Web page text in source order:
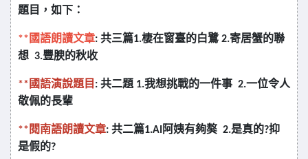
題目，如下：
** 國語朗讀文章: 共三篇1.棲在窗臺的白鷺 2.寄居蟹的聯
想 3.豐腴的秋收
** 國語演說題目 : 共二題 1.我想挑戰的一件事 2.一位令人
敬佩的長輩
** 閱南語朗讀文章: 共二篇1.AI阿姨有夠獒 2.是真的?抑
是假的?